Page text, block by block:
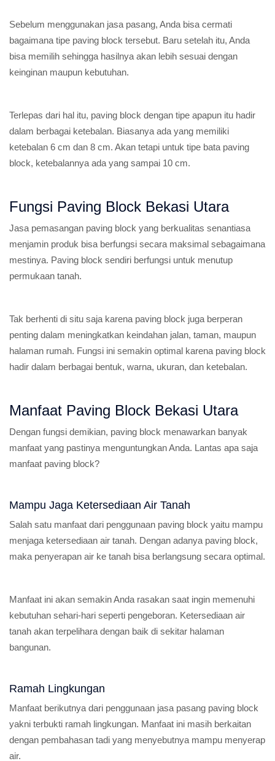
Sebelum menggunakan jasa pasang, Anda bisa cermati
bagaimana tipe paving block tersebut. Baru setelah itu, Anda
bisa memilih sehingga hasilnya akan lebih sesuai dengan
keinginan maupun kebutuhan.
Terlepas dari hal itu, paving block dengan tipe apapun itu hadir
dalam berbagai ketebalan. Biasanya ada yang memiliki
ketebalan 6 cm dan 8 cm. Akan tetapi untuk tipe bata paving
block, ketebalannya ada yang sampai 10 cm.
Fungsi Paving Block Bekasi Utara
Jasa pemasangan paving block yang berkualitas senantiasa
menjamin produk bisa berfungsi secara maksimal sebagaimana
mestinya. Paving block sendiri berfungsi untuk menutup
permukaan tanah.
Tak berhenti di situ saja karena paving block juga berperan
penting dalam meningkatkan keindahan jalan, taman, maupun
halaman rumah. Fungsi ini semakin optimal karena paving block
hadir dalam berbagai bentuk, warna, ukuran, dan ketebalan.
Manfaat Paving Block Bekasi Utara
Dengan fungsi demikian, paving block menawarkan banyak
manfaat yang pastinya menguntungkan Anda. Lantas apa saja
manfaat paving block?
Mampu Jaga Ketersediaan Air Tanah
Salah satu manfaat dari penggunaan paving block yaitu mampu
menjaga ketersediaan air tanah. Dengan adanya paving block,
maka penyerapan air ke tanah bisa berlangsung secara optimal.
Manfaat ini akan semakin Anda rasakan saat ingin memenuhi
kebutuhan sehari-hari seperti pengeboran. Ketersediaan air
tanah akan terpelihara dengan baik di sekitar halaman
bangunan.
Ramah Lingkungan
Manfaat berikutnya dari penggunaan jasa pasang paving block
yakni terbukti ramah lingkungan. Manfaat ini masih berkaitan
dengan pembahasan tadi yang menyebutnya mampu menyerap
air.